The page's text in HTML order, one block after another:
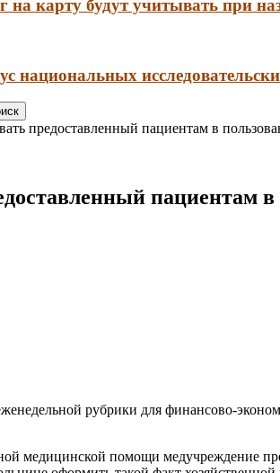
на карту будут учитывать при
национальных
предоставленный пациентам в
пациентам в
рубрики для финансово-
медицинской помощи медучреждение